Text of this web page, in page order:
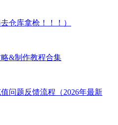
仓库拿枪！！！）
略&制作教程合集
问题反馈流程（2026年最新